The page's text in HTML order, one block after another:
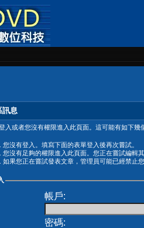
訊息
入或者您沒有權限進入此頁面。這可能有如下幾
您沒有登入。填寫下面的表單登入後再次嘗試。
您沒有足夠的權限進入此頁面。您正在嘗試編輯
如果您正在嘗試發表文章，管理員可能已經禁止
帳戶:
密碼: